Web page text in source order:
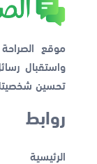
موقع
واستقبال
تحسين
روابط
الرئيسية